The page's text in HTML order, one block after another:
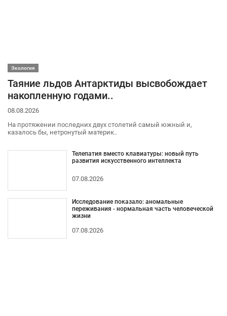
Экология
Таяние льдов Антарктиды высвобождает
накопленную годами..
08.08.2026
На протяжении последних двух столетий самый южный и,
казалось бы, нетронутый материк..
Телепатия вместо клавиатуры: новый путь
развития искусственного интеллекта
07.08.2026
Исследование показало: аномальные
переживания - нормальная часть человеческой
жизни
07.08.2026